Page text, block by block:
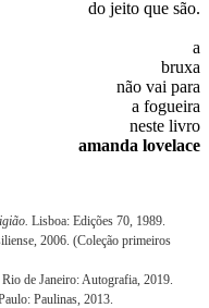
do jeito que são.
a
bruxa
não vai para
a fogueira
neste livro
amanda lovelace
Lisboa: Edições 70, 1989.
2006. (Coleção primeiros
Rio de Janeiro: Autografia, 2019.
Paulinas, 2013.